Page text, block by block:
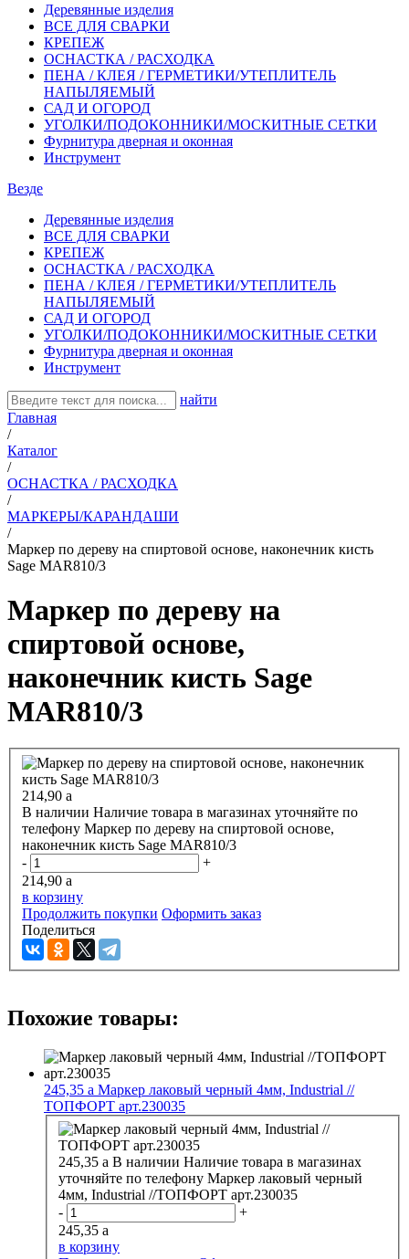
Деревянные изделия
ВСЕ ДЛЯ СВАРКИ
КРЕПЕЖ
ОСНАСТКА / РАСХОДКА
ПЕНА / КЛЕЯ / ГЕРМЕТИКИ/УТЕПЛИТЕЛЬ
НАПЫЛЯЕМЫЙ
САД И ОГОРОД
УГОЛКИ/ПОДОКОННИКИ/МОСКИТНЫЕ СЕТКИ
Фурнитура дверная и оконная
Инструмент
Везде
Деревянные изделия
ВСЕ ДЛЯ СВАРКИ
КРЕПЕЖ
ОСНАСТКА / РАСХОДКА
ПЕНА / КЛЕЯ / ГЕРМЕТИКИ/УТЕПЛИТЕЛЬ
НАПЫЛЯЕМЫЙ
САД И ОГОРОД
УГОЛКИ/ПОДОКОННИКИ/МОСКИТНЫЕ СЕТКИ
Фурнитура дверная и оконная
Инструмент
найти
Главная
/
Каталог
/
ОСНАСТКА / РАСХОДКА
/
МАРКЕРЫ/КАРАНДАШИ
/
Маркер по дереву на спиртовой основе, наконечник кисть
Sage MAR810/3
Маркер по дереву на
спиртовой основе,
наконечник кисть Sage
MAR810/3
214,90 a
В наличии Наличие товара в магазинах уточняйте по
телефону Маркер по дереву на спиртовой основе,
наконечник кисть Sage MAR810/3
-
+
214,90 a
в корзину
Продолжить покупки Оформить заказ
Поделиться
Похожие товары:
245,35 a Маркер лаковый черный 4мм, Industrial //
ТОПФОРТ арт.230035
245,35 a В наличии Наличие товара в магазинах
уточняйте по телефону Маркер лаковый черный
4мм, Industrial //ТОПФОРТ арт.230035
-
+
245,35 a
в корзину